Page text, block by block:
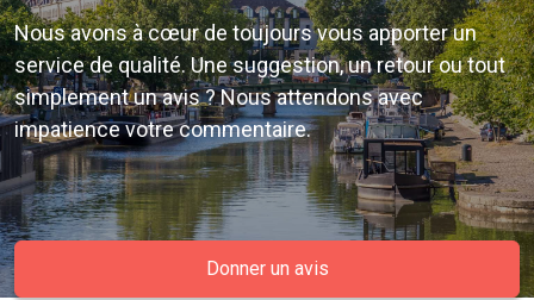
Nous avons à cœur de toujours vous apporter un
service de qualité. Une suggestion, un retour ou tout
simplement un avis ? Nous attendons avec
impatience votre commentaire.
Donner un avis